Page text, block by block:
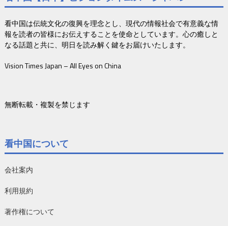
看中国は伝統文化の復興を理念とし、現代の情報社会で有意義な情
報を読者の皆様にお伝えすることを使命としています。心の癒しと
なる話題と共に、明日を読み解く鍵をお届けいたします。
Vision Times Japan – All Eyes on China
無断転載・複製を禁じます
看中国について
会社案内
利用規約
著作権について